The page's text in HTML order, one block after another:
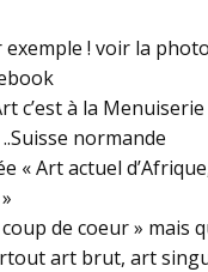
exemple ! voir la
c’est à la
normande
« Art actuel
de coeur » mais
art brut, art